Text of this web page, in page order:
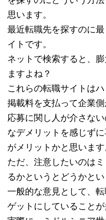
思います。
最近転職先を探すのに
イトです。
ネットで検索すると、
ますよね？
これらの転職サイトは
掲載料を支払って企業側
応募に関し人が介さな
なデメリットを感じず
がメリットかと思います
ただ、注意したいのは
るかというとどうかとい
一般的な意見として、
ゲットにしていることが